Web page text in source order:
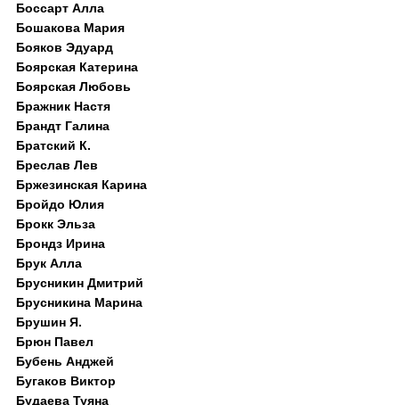
Боссарт Алла
Бошакова Мария
Бояков Эдуард
Боярская Катерина
Боярская Любовь
Бражник Настя
Брандт Галина
Братский К.
Бреслав Лев
Бржезинская Карина
Бройдо Юлия
Брокк Эльза
Брондз Ирина
Брук Алла
Брусникин Дмитрий
Брусникина Марина
Брушин Я.
Брюн Павел
Бубень Анджей
Бугаков Виктор
Будаева Туяна